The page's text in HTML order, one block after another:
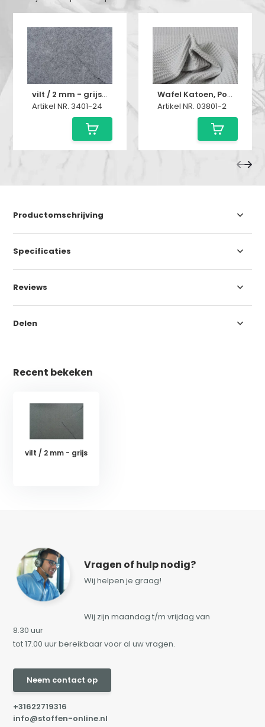
vilt / 2 mm - grijs melange
Artikel NR. 3401-24
Wafel Katoen, Poedergrijs
Artikel NR. 03801-2
Productomschrijving
Specificaties
Reviews
Delen
Recent bekeken
vilt / 2 mm - grijs
Vragen of hulp nodig?
Wij helpen je graag!
Wij zijn maandag t/m vrijdag van
8.30 uur
tot 17.00 uur bereikbaar voor al uw vragen.
Neem contact op
+31622719316
info@stoffen-online.nl